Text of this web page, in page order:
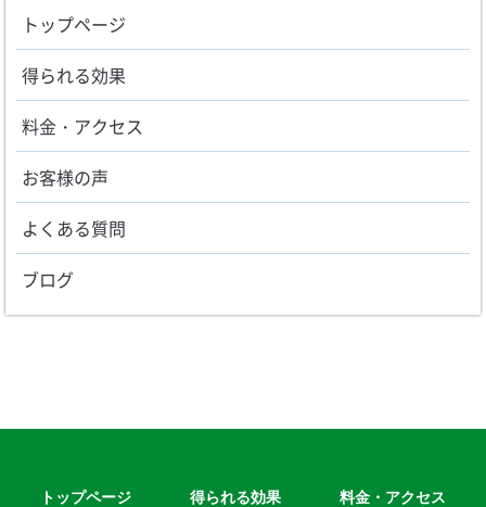
トップページ
得られる効果
料金・アクセス
お客様の声
よくある質問
ブログ
トップページ 得られる効果 料金・アクセス